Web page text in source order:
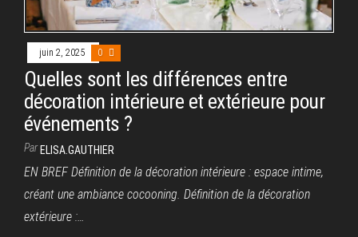
juin 2, 2025 0
Quelles sont les différences entre
décoration intérieure et extérieure pour
événements ?
Par ELISA.GAUTHIER
EN BREF Définition de la décoration intérieure : espace intime,
créant une ambiance cocooning. Définition de la décoration
extérieure :…